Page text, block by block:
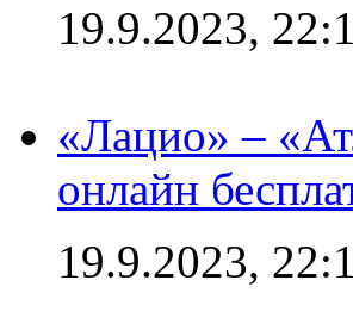
19.9.2023,
«Лацио» –
онлайн
19.9.2023,